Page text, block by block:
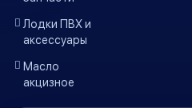
Лодки ПВХ и
аксессуары
Масло
акцизное